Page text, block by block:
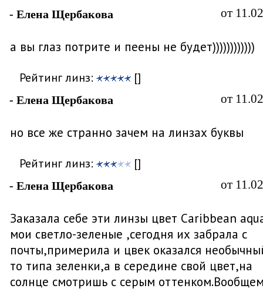
- Елена Щербакова от
а вы глаз потрите и пеены не будет))))))))))))
Рейтинг линз: []
- Елена Щербакова от
но все же странно зачем на линзах буквы
Рейтинг линз: []
- Елена Щербакова от
Заказала себе эти линзы цвет Caribbean
мои светло-зеленые ,сегодня их забрала с
почты,примерила и цвек оказался
то типа зеленки,а в середине свой цвет,на
солнце смотришь с серым